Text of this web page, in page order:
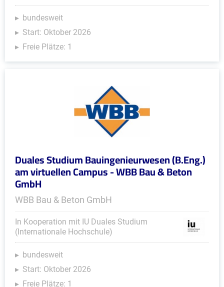
bundesweit
Start: Oktober 2026
Freie Plätze: 1
Duales Studium Bauingenieurwesen (B.Eng.)
am virtuellen Campus - WBB Bau & Beton
GmbH
WBB Bau & Beton GmbH
In Kooperation mit IU Duales Studium
(Internationale Hochschule)
bundesweit
Start: Oktober 2026
Freie Plätze: 1